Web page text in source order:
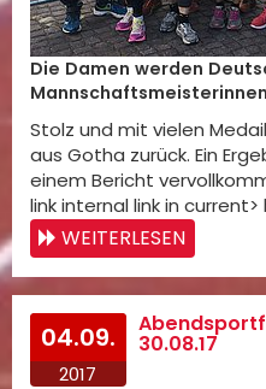
Die Damen werden
Stolz und mit vielen
aus Gotha zurück. Ein
einem Bericht
link internal link in current>
WEITERLESEN
04.09.
2017
30.08.17